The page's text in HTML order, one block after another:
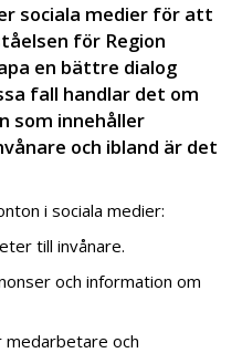
sociala medier för att
för Region
en bättre dialog
fall handlar det om
som innehåller
och ibland är det
i sociala medier:
till invånare.
och information om
medarbetare och